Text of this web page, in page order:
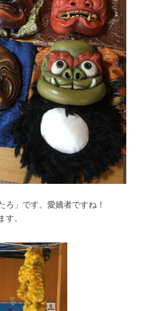
ろ」です。愛嬌者ですね！
。